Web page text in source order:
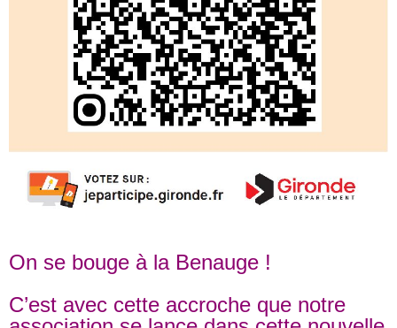
On se bouge à la Benauge !
C’est avec cette accroche que notre